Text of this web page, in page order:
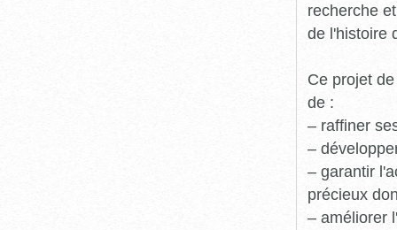
recherche
de l'histoire
Ce projet
de :
– raffiner
–
– garantir
précieux
– améliorer